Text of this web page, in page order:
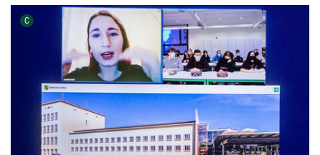
C Urheber der Grafik: